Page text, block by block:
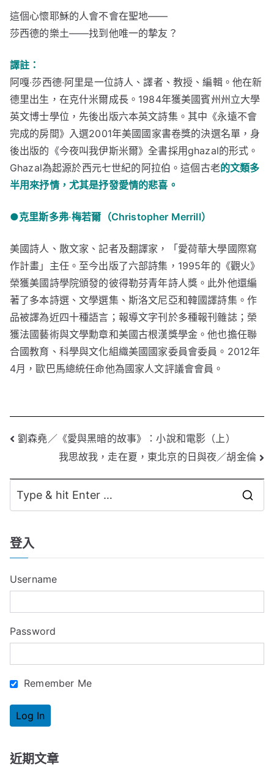
這個心懷耶穌的人會不會在聖地——
莎西德的樂土——找到他唯一的摯友？
譯註：
阿嘎‧莎西德‧阿里是一位詩人、譯者、教授、編輯。他在新
德里出生，在克什米爾成長。1984年獲美國賓州州立大學
英文博士學位，先後出版六本英文詩集。其中《永遠不會
完成的房間》入選2001年美國國家書卷獎的決選名單，身
後出版的《今夜叫我伊斯米爾》全書採用ghazal的形式。
Ghazal為起源於西元七世紀的阿拉伯。這個古老的文類多
半用來抒情，尤其是抒發愛情的悲喜。
●克里斯多弗‧梅若爾（Christopher Merrill）
美國詩人、散文家、記者及翻譯家，「愛荷華大學國際寫
作計畫」主任。至今出版了六部詩集，1995年的《觀火》
榮獲美國詩學院頒發的彼得勒芬青年詩人獎。此外他還編
著了多本詩選、文學選集、斯洛文尼亞和韓國譯詩集。作
品被譯為近四十種語言；報導文字刊於多種報刊雜誌；榮
獲法國藝術與文學勳章和美國古根漢獎學金。他也擔任聯
合國教育、科學與文化組織美國國家委員會委員。2012年
4月，歐巴馬總統任命他為國家人文評議會會員。
文
導
覽
劉森堯／《愛與黑暗的故事》：小說和電影（上）
我思故我，走在夏，東北京的日與夜／胡金倫
h
r
登入
Username
Password
Remember Me
近期文章